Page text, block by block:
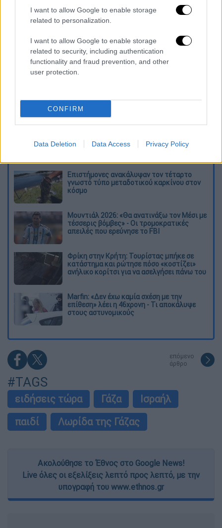
I want to allow Google to enable storage
related to personalization.
I want to allow Google to enable storage
related to security, including authentication
functionality and fraud prevention, and other
user protection.
CONFIRM
Data Deletion Data Access Privacy Policy
View this post on Instagram
Επιστήμονες ανακάλυψαν τον τέταρτο
γνωστό τύπο μεταδοτικού καρκίνου στον
κόσμο
Μουντιάλ 2026: «Θα ανατινάξω τον Μέσι με
τέσσερις βόμβες» - Οι τρομοκρατικές
απειλές που ερεύνησε το FBI
Φρίκη στην Κρήτη: Τουρίστας μπήκε σε
κατάστημα και ρώτησε πόσο «κοστίζει»
ανήλικο κορίτσι για να ασελγήσει πάνω του
Marfin: «Δεν έχω καμία σχέση με την
επίθεση» λέει η 46χρονη - Τι αποκάλυψε
στους αστυνομικούς
επόμενο
άρθρο
#TAGS
ειδήσεις τώρα Γάζα
Ισραήλ
παιδί
Λωρίδα της Γάζας
Ακολούθησε το Έθνος στο Google News!
Live όλες οι εξελίξεις λεπτό προς λεπτό, με την
υπογραφή του www.ethnos.gr